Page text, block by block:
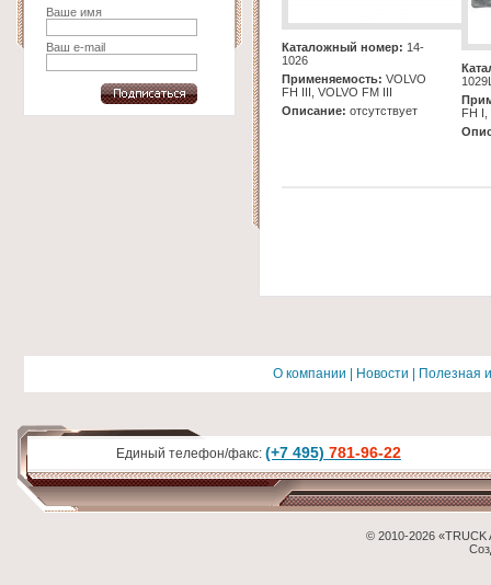
Ваше имя
Ваш e-mail Каталожный номер: 14-
1026
Применяемость: VOLVO
FH III, VOLVO FM III
Описание: отсутствует
FH
О компании Новости Полезная
Единый телефон/факс: (+7 495) 781-96-22
© 2010-2026